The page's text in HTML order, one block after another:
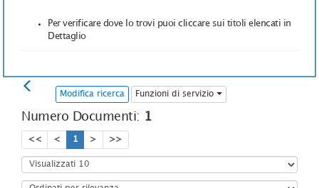
Per verificare dove lo trovi puoi cliccare sui titoli elencati in
Dettaglio
Modifica ricerca Funzioni di servizio
Numero Documenti: 1
<< < 1 > >>